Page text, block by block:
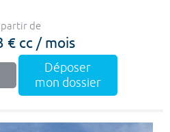
de
€ cc / mois
Déposer
mon dossier